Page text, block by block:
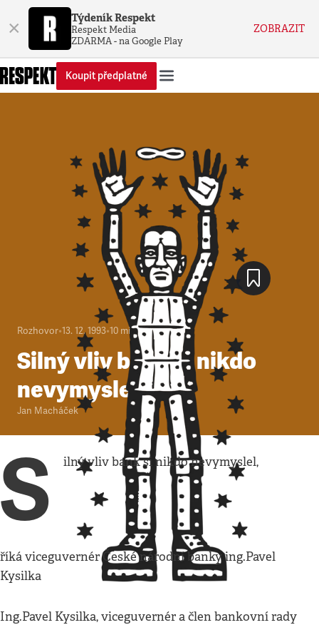
× Týdeník Respekt
Respekt Media
ZDARMA - na Google Play
ZOBRAZIT
Koupit předplatné
Rozhovor•13. 12. 1993•10 minut
Silný vliv bank si nikdo
nevymyslel,
Jan Macháček
S ilný vliv bank si nikdo nevymyslel,
říká viceguvernér České národní banky ing.Pavel
Kysilka
Ing.Pavel Kysilka, viceguvernér a člen bankovní rady